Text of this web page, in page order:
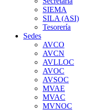
SIEMA
SILA (ASI)
Tesorería
Sedes
AVCO
AVCN
AVLLOC
AVOC
AVSOC
MVAE
MVAC
MVNOC